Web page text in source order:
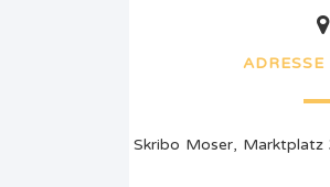
Skribo Moser,